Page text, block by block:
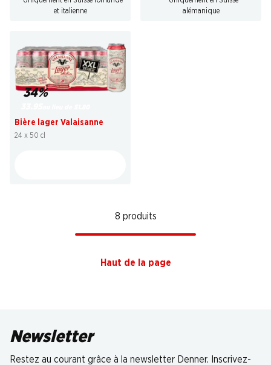
et italienne
alémanique
34%
Bière lager Valaisanne
24 x 50 cl
8 produits
Haut de la page
Newsletter
Restez au courant grâce à la newsletter Denner. Inscrivez-